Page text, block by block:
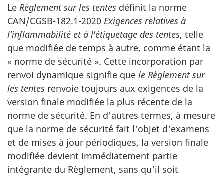
Le Règlement sur les tentes définit la norme
CAN/CGSB-182.1-2020 Exigences relatives à
l'inflammabilité et à l'étiquetage des tentes, telle
que modifiée de temps à autre, comme étant la
« norme de sécurité ». Cette incorporation par
renvoi dynamique signifie que le Règlement sur
les tentes renvoie toujours aux exigences de la
version finale modifiée la plus récente de la
norme de sécurité. En d'autres termes, à mesure
que la norme de sécurité fait l'objet d'examens
et de mises à jour périodiques, la version finale
modifiée devient immédiatement partie
intégrante du Règlement, sans qu'il soit